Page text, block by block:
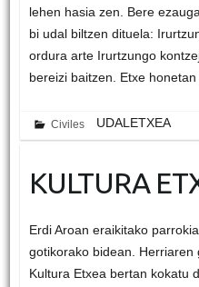
lehen hasia zen. Bere
bi udal biltzen dituela:
ordura arte Irurtzungo
bereizi baitzen. Etxe
Civiles UDALETXEA
KULTURA
Erdi Aroan eraikitako
gotikorako bidean.
Kultura Etxea bertan kokatu